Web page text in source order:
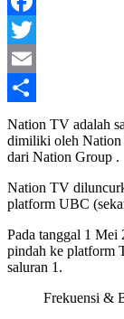
Facebook
Twitter
Email
Share
Nation TV adalah
dimiliki oleh Nation
dari Nation Group .
Nation TV
platform UBC
Pada tanggal 1
pindah ke platform
saluran 1.
Frekuensi &